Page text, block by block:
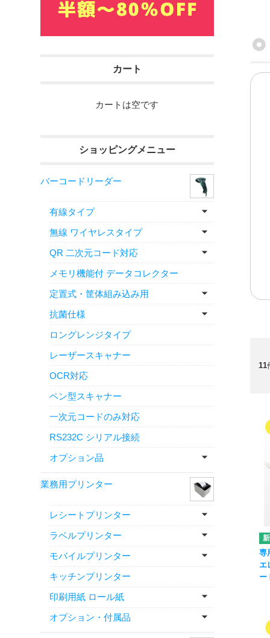
11
専
エ
ー
カート
カートは空です
ショッピングメニュー
バーコードリーダー
有線タイプ
無線 ワイヤレスタイプ
QR 二次元コード対応
メモリ機能付 データコレクター
定置式・筐体組み込み用
抗菌仕様
ロングレンジタイプ
レーザースキャナー
OCR対応
ペン型スキャナー
一次元コードのみ対応
RS232C シリアル接続
オプション品
業務用プリンター
レシートプリンター
ラベルプリンター
モバイルプリンター
キッチンプリンター
印刷用紙 ロール紙
オプション・付属品